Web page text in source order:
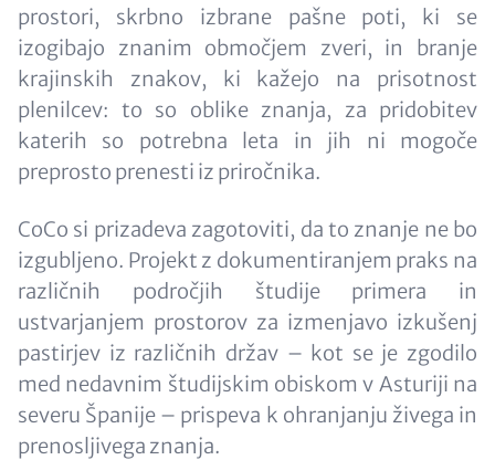
prostori, skrbno izbrane pašne poti, ki se
izogibajo znanim območjem zveri, in branje
krajinskih znakov, ki kažejo na prisotnost
plenilcev: to so oblike znanja, za pridobitev
katerih so potrebna leta in jih ni mogoče
preprosto prenesti iz priročnika.
CoCo si prizadeva zagotoviti, da to znanje ne bo
izgubljeno. Projekt z dokumentiranjem praks na
različnih področjih študije primera in
ustvarjanjem prostorov za izmenjavo izkušenj
pastirjev iz različnih držav – kot se je zgodilo
med nedavnim študijskim obiskom v Asturiji na
severu Španije – prispeva k ohranjanju živega in
prenosljivega znanja.